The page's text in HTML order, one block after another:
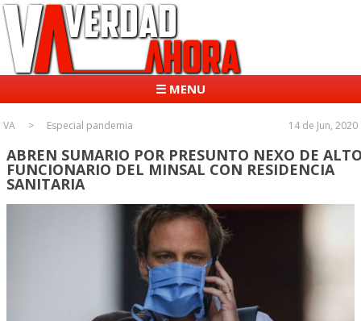
☰ MENU
VA Especial pandemia 14 de Jun, 2020
ABREN SUMARIO POR PRESUNTO NEXO DE
FUNCIONARIO DEL MINSAL CON RESIDENCIA
SANITARIA